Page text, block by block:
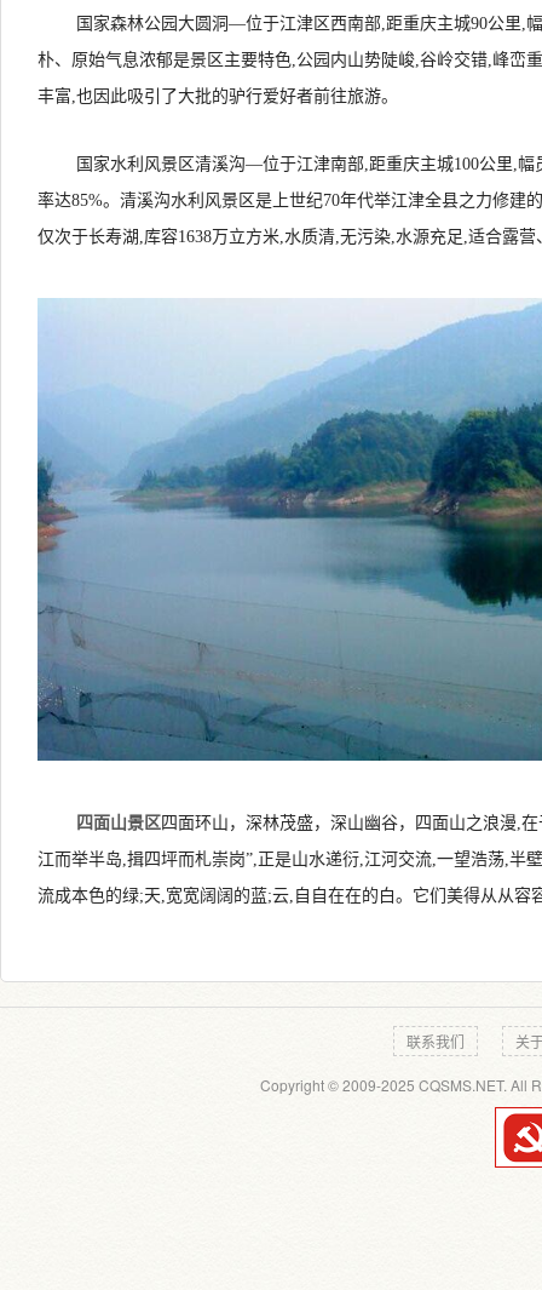
国家森林公园大圆洞—位于江津区西南部,距重庆主城90公里,
朴、原始气息浓郁是景区主要特色,公园内山势陡峻,谷岭交错,峰峦
丰富,也因此吸引了大批的驴行爱好者前往旅游。
国家水利风景区清溪沟—位于江津南部,距重庆主城100公里,幅
率达85%。清溪沟水利风景区是上世纪70年代举江津全县之力修建
仅次于长寿湖,库容1638万立方米,水质清,无污染,水源充足,适合露
四面山景区四面环山，深林茂盛，深山幽谷，四面山之浪漫,
江而举半岛,揖四坪而札崇岗”,正是山水递衍,江河交流,一望浩荡,半
流成本色的绿;天,宽宽阔阔的蓝;云,自自在在的白。它们美得从从容
联系我们 关
Copyright © 2009-2025 CQSMS.NET. All